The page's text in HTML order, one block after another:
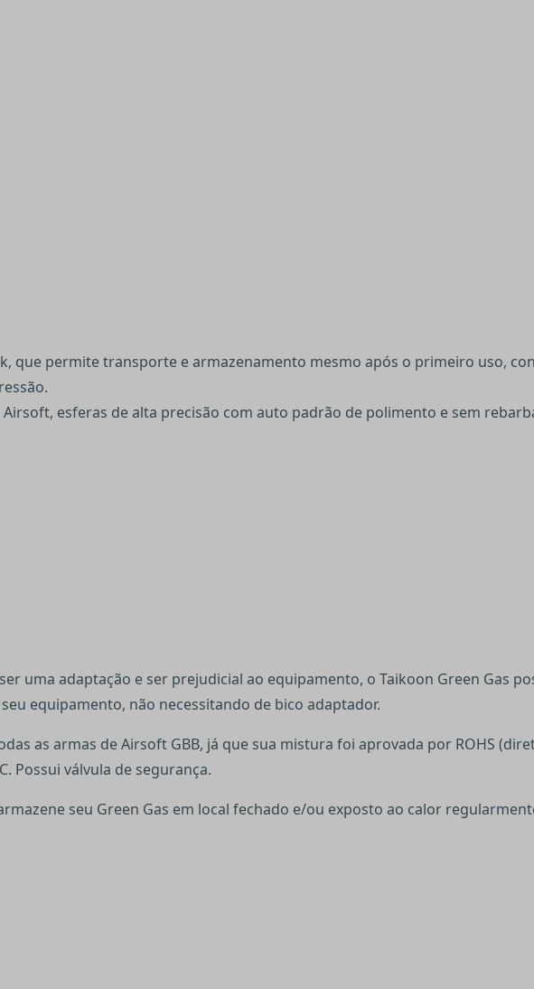
que permite transporte e armazenamento mesmo após o primeiro uso,
esferas de alta precisão com auto padrão de polimento e sem
uma adaptação e ser prejudicial ao equipamento, o Taikoon Green Gas
equipamento, não necessitando de bico adaptador.
as armas de Airsoft GBB, já que sua mistura foi aprovada por ROHS
Possui válvula de segurança.
seu Green Gas em local fechado e/ou exposto ao calor